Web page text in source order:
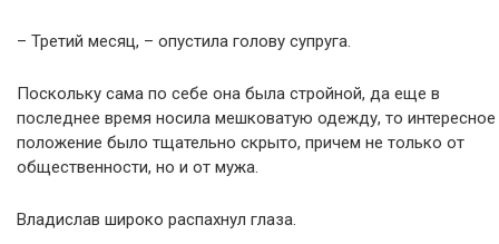
– Третий месяц, – опустила голову супруга.
Поскольку сама по себе она была стройной, да еще в
последнее время носила мешковатую одежду, то интересное
положение было тщательно скрыто, причем не только от
общественности, но и от мужа.
Владислав широко распахнул глаза.